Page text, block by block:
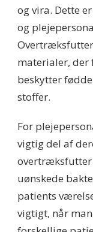
og vira. Dette
og
materialer,
beskytter
stoffer.
For
vigtig del af
overtræksfutter
uønskede
patients
vigtigt, når